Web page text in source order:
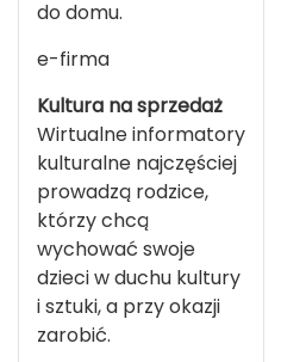
do domu.
e-firma
Kultura na sprzedaż
Wirtualne informatory
kulturalne najczęściej
prowadzą rodzice,
którzy chcą
wychować swoje
dzieci w duchu kultury
i sztuki, a przy okazji
zarobić.